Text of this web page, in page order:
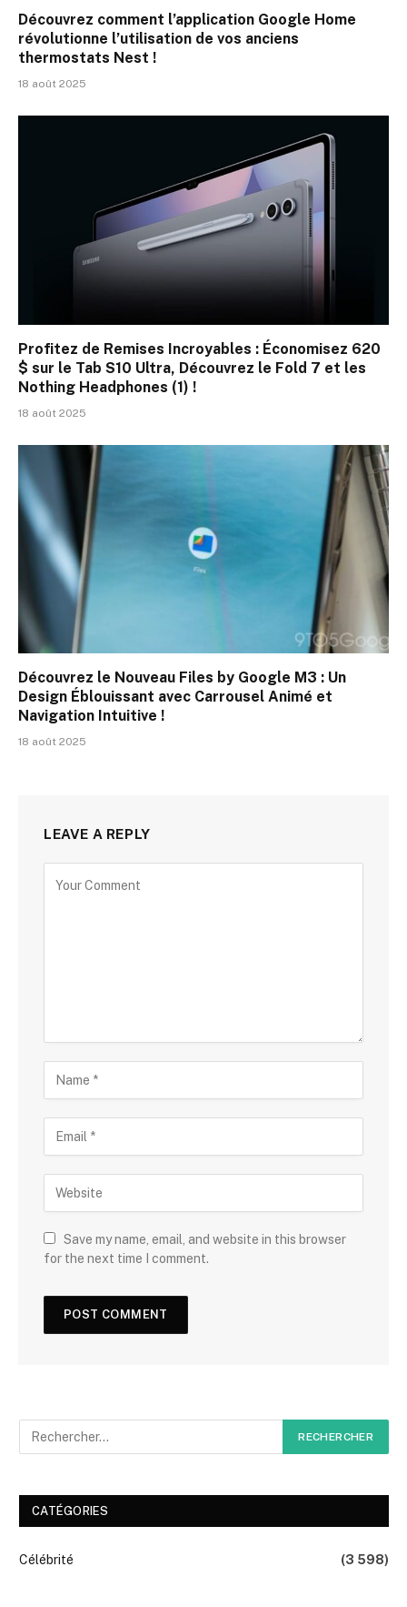
Découvrez comment l’application Google Home
révolutionne l’utilisation de vos anciens
thermostats Nest !
18 août 2025
Profitez de Remises Incroyables : Économisez 620
$ sur le Tab S10 Ultra, Découvrez le Fold 7 et les
Nothing Headphones (1) !
18 août 2025
Découvrez le Nouveau Files by Google M3 : Un
Design Éblouissant avec Carrousel Animé et
Navigation Intuitive !
18 août 2025
LEAVE A REPLY
Save my name, email, and website in this browser
for the next time I comment.
CATÉGORIES
Célébrité (3 598)